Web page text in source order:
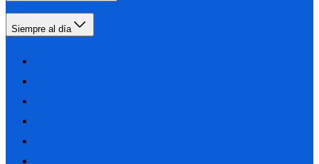
Siempre al día